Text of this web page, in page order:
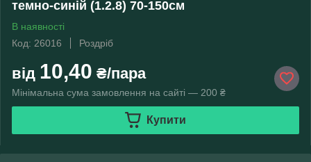
темно-синій (1.2.8) 70-150см
В наявності
Код: 26016
Роздріб
від 10,40 ₴/пара
Мінімальна сума замовлення на сайті — 200 ₴
Купити